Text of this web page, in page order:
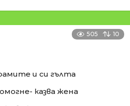
505 10
и си гълта
казва жена